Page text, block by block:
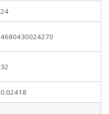
24
4680430024270
32
0.02418